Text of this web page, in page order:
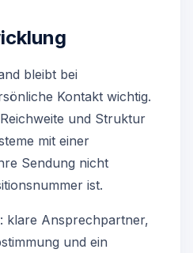
bleibt bei
Kontakt wichtig.
und Struktur
mit einer
Sendung nicht
ist.
klare Ansprechpartner,
und ein